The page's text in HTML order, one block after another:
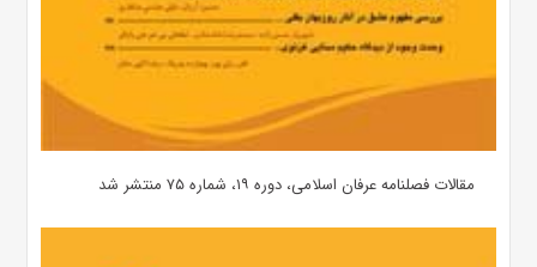
مقالات فصلنامه عرفان اسلامی، دوره ۱۹، شماره ۷۵ منتشر شد